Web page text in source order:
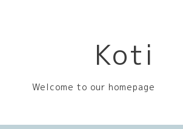
Koti
Welcome to our homepage